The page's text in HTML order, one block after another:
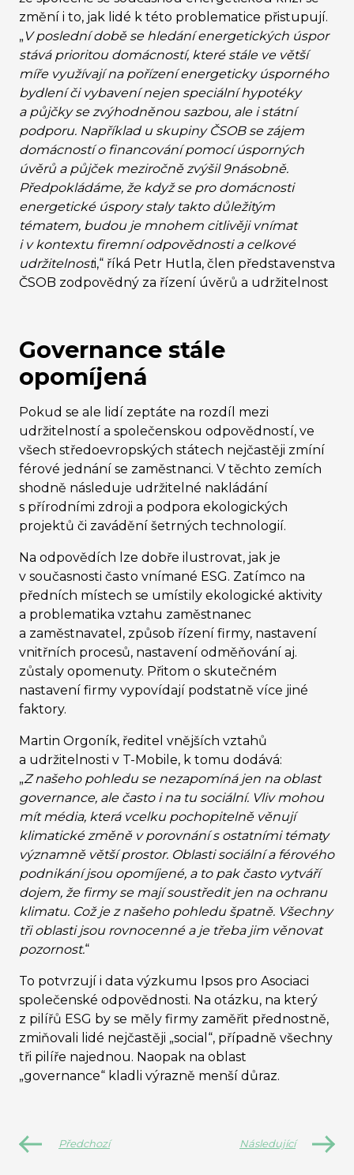
změní i to, jak lidé k této problematice přistupují.
„V poslední době se hledání energetických úspor
stává prioritou domácností, které stále ve větší
míře využívají na pořízení energeticky úsporného
bydlení či vybavení nejen speciální hypotéky
a půjčky se zvýhodněnou sazbou, ale i státní
podporu. Například u skupiny ČSOB se zájem
domácností o financování pomocí úsporných
úvěrů a půjček meziročně zvýšil 9násobně.
Předpokládáme, že když se pro domácnosti
energetické úspory staly takto důležitým
tématem, budou je mnohem citlivěji vnímat
i v kontextu firemní odpovědnosti a celkové
udržitelnosti,“ říká Petr Hutla, člen představenstva
ČSOB zodpovědný za řízení úvěrů a udržitelnost
Governance stále
opomíjená
Pokud se ale lidí zeptáte na rozdíl mezi
udržitelností a společenskou odpovědností, ve
všech středoevropských státech nejčastěji zmíní
férové jednání se zaměstnanci. V těchto zemích
shodně následuje udržitelné nakládání
s přírodními zdroji a podpora ekologických
projektů či zavádění šetrných technologií.
Na odpovědích lze dobře ilustrovat, jak je
v současnosti často vnímané ESG. Zatímco na
předních místech se umístily ekologické aktivity
a problematika vztahu zaměstnanec
a zaměstnavatel, způsob řízení firmy, nastavení
vnitřních procesů, nastavení odměňování aj.
zůstaly opomenuty. Přitom o skutečném
nastavení firmy vypovídají podstatně více jiné
faktory.
Martin Orgoník, ředitel vnějších vztahů
a udržitelnosti v T-Mobile, k tomu dodává:
„Z našeho pohledu se nezapomíná jen na oblast
governance, ale často i na tu sociální. Vliv mohou
mít média, která vcelku pochopitelně věnují
klimatické změně v porovnání s ostatními tématy
významně větší prostor. Oblasti sociální a férového
podnikání jsou opomíjené, a to pak často vytváří
dojem, že firmy se mají soustředit jen na ochranu
klimatu. Což je z našeho pohledu špatně. Všechny
tři oblasti jsou rovnocenné a je třeba jim věnovat
pozornost.“
To potvrzují i data výzkumu Ipsos pro Asociaci
společenské odpovědnosti. Na otázku, na který
z pilířů ESG by se měly firmy zaměřit přednostně,
zmiňovali lidé nejčastěji „social“, případně všechny
tři pilíře najednou. Naopak na oblast
„governance“ kladli výrazně menší důraz.
Předchozí Následující